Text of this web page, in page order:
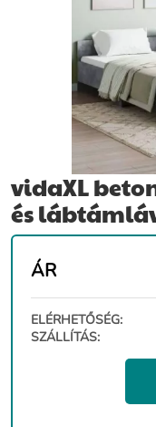
vidaXL
és
ÁR
ELÉRHETŐSÉG:
SZÁLLÍTÁS: